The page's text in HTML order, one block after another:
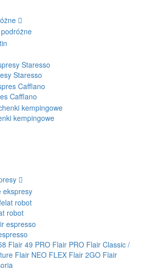
Staresso
Cafflano
kempingowe
robot
Flair 49 PRO Flair PRO Flair Classic /
Flair NEO FLEX Flair 2GO Flair